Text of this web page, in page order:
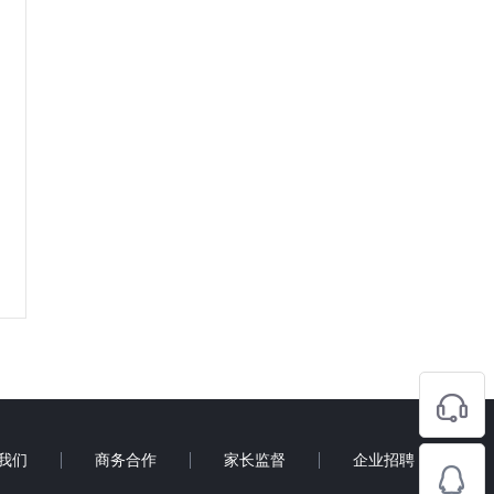
们 商务合作 家长监督 企业招聘